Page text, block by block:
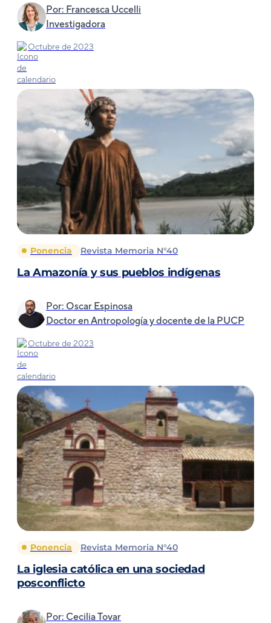
Por: Francesca Uccelli
Investigadora
Octubre de 2023
Ponencia Revista Memoria N°40
La Amazonía y sus pueblos indígenas
Por: Oscar Espinosa
Doctor en Antropología y docente de la PUCP
Octubre de 2023
Ponencia Revista Memoria N°40
La iglesia católica en una sociedad
posconflicto
Por: Cecilia Tovar